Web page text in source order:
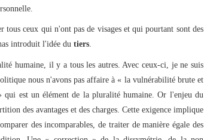
ceux qui n'ont pas de visages et qui pourtant sont des
introduit l'idée du tiers.
humaine, il y a tous les autres. Avec ceux-ci, je ne suis
nous n'avons pas affaire à « la vulnérabilité brute et
qui est un élément de la pluralité humaine. Or l'enjeu du
des avantages et des charges. Cette exigence implique
des incomparables, de traiter de manière égale des